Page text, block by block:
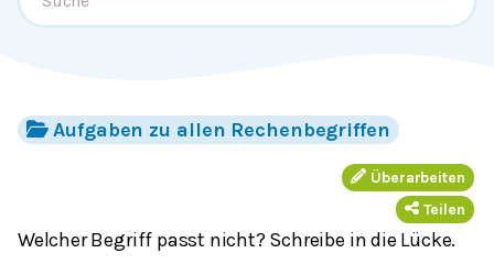
Aufgaben zu allen Rechenbegriffen
Überarbeiten
Teilen
Welcher Begriff passt nicht? Schreibe in die Lücke.